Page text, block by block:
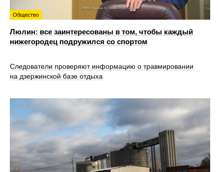
Общество
Люлин: все заинтересованы в том, чтобы каждый
нижегородец подружился со спортом
Следователи проверяют информацию о травмировании
на дзержинской базе отдыха